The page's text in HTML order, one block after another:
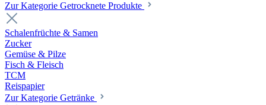
Zur Kategorie Getrocknete Produkte
Schalenfrüchte & Samen
Zucker
Gemüse & Pilze
Fisch & Fleisch
TCM
Reispapier
Zur Kategorie Getränke